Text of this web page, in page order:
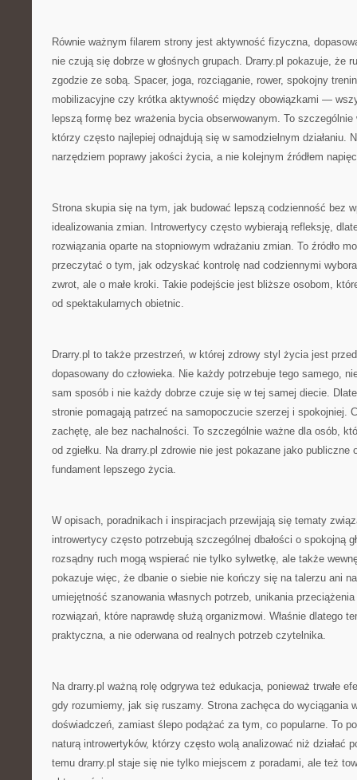
Równie ważnym filarem strony jest aktywność fizyczna,
nie czują się dobrze w głośnych grupach. Drarry.pl pokazuje, że
zgodzie ze sobą. Spacer, joga, rozciąganie, rower, spokojny
mobilizacyjne czy krótka aktywność między obowiązkami —
lepszą formę bez wrażenia bycia obserwowanym. To
którzy często najlepiej odnajdują się w samodzielnym działaniu.
narzędziem poprawy jakości życia, a nie kolejnym źródłem
Strona skupia się na tym, jak budować lepszą codzienność bez
idealizowania zmian. Introwertycy często wybierają refleksję,
rozwiązania oparte na stopniowym wdrażaniu zmian. To źródło
przeczytać o tym, jak odzyskać kontrolę nad codziennymi
zwrot, ale o małe kroki. Takie podejście jest bliższe osobom,
od spektakularnych obietnic.
Drarry.pl to także przestrzeń, w której zdrowy styl życia jest
dopasowany do człowieka. Nie każdy potrzebuje tego samego,
sam sposób i nie każdy dobrze czuje się w tej samej diecie.
stronie pomagają patrzeć na samopoczucie szerzej i spokojniej.
zachętę, ale bez nachalności. To szczególnie ważne dla osób,
od zgiełku. Na drarry.pl zdrowie nie jest pokazane jako publiczne
fundament lepszego życia.
W opisach, poradnikach i inspiracjach przewijają się tematy
introwertycy często potrzebują szczególnej dbałości o spokojną
rozsądny ruch mogą wspierać nie tylko sylwetkę, ale także
pokazuje więc, że dbanie o siebie nie kończy się na talerzu ani
umiejętność szanowania własnych potrzeb, unikania
rozwiązań, które naprawdę służą organizmowi. Właśnie dlatego
praktyczna, a nie oderwana od realnych potrzeb czytelnika.
Na drarry.pl ważną rolę odgrywa też edukacja, ponieważ trwałe
gdy rozumiemy, jak się ruszamy. Strona zachęca do wyciągania
doświadczeń, zamiast ślepo podążać za tym, co popularne. To
naturą introwertyków, którzy często wolą analizować niż działać
temu drarry.pl staje się nie tylko miejscem z poradami, ale też